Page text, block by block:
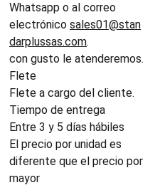
Whatsapp o al correo
electrónico sales01@stan
darplussas.com.
con gusto le atenderemos.
Flete
Flete a cargo del cliente.
Tiempo de entrega
Entre 3 y 5 días hábiles
El precio por unidad es
diferente que el precio por
mayor